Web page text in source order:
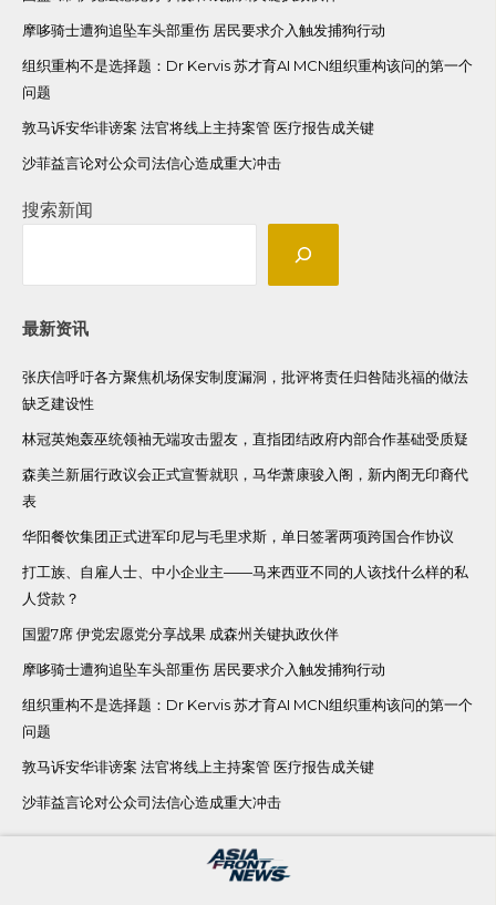
摩哆骑士遭狗追坠车头部重伤 居民要求介入触发捕狗行动
组织重构不是选择题：Dr Kervis 苏才育AI MCN组织重构该问的第一个
问题
敦马诉安华诽谤案 法官将线上主持案管 医疗报告成关键
沙菲益言论对公众司法信心造成重大冲击
搜索新闻
最新资讯
张庆信呼吁各方聚焦机场保安制度漏洞，批评将责任归咎陆兆福的做法
缺乏建设性
林冠英炮轰巫统领袖无端攻击盟友，直指团结政府内部合作基础受质疑
森美兰新届行政议会正式宣誓就职，马华萧康骏入阁，新内阁无印裔代
表
华阳餐饮集团正式进军印尼与毛里求斯，单日签署两项跨国合作协议
打工族、自雇人士、中小企业主——马来西亚不同的人该找什么样的私
人贷款？
国盟7席 伊党宏愿党分享战果 成森州关键执政伙伴
摩哆骑士遭狗追坠车头部重伤 居民要求介入触发捕狗行动
组织重构不是选择题：Dr Kervis 苏才育AI MCN组织重构该问的第一个
问题
敦马诉安华诽谤案 法官将线上主持案管 医疗报告成关键
沙菲益言论对公众司法信心造成重大冲击